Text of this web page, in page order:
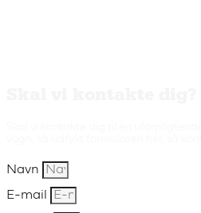
Navn
E-mail